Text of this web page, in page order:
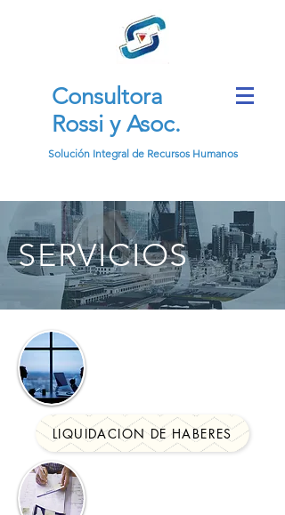
Consultora
Rossi y Asoc.
Solución Integral de Recursos Humanos
SERVICIOS
LIQUIDACION DE HABERES